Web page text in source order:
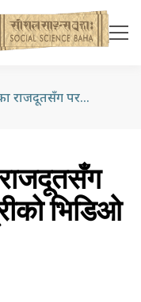
खाडी र अफ्रिकाका राजदूतसँग परराष्ट्र र श्रम मन्त्रीको भिडिओ कन्फरेन्स
भिडिओ